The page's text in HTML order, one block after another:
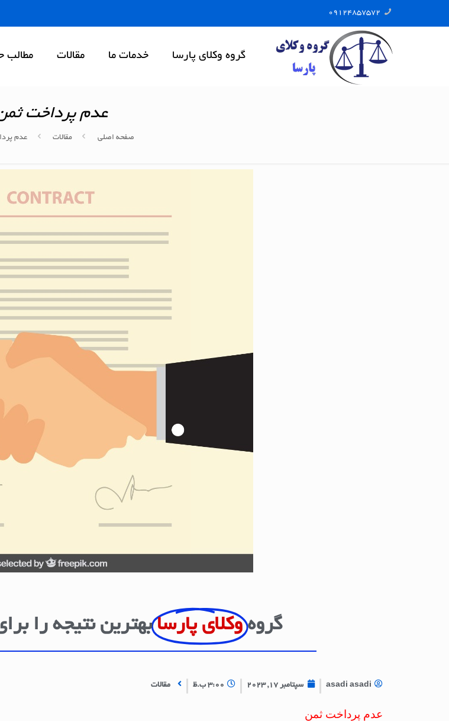
09124857572
گروه وکلای پارسا خدمات ما مقالات مطالب
عدم پرداخت
صفحه اصلی مقالات عدم
گروه وکلای پارسا بهترین نتیجه را
asadi asadi سپتامبر 17, 2023 3:00 ب.ظ مقالات
عدم پرداخت ثمن